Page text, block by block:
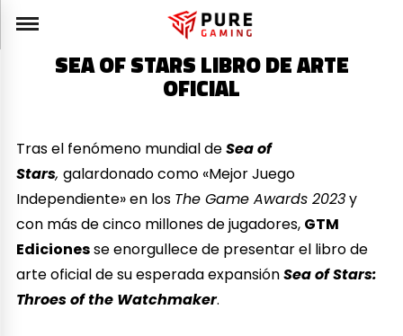
SEA OF STARS LIBRO DE ARTE
OFICIAL
Tras el fenómeno mundial deSea of
Stars,galardonado como «Mejor Juego
Independiente» en los The Game Awards 2023y
con más de cinco millones de jugadores, GTM
Edicionesse enorgullece de presentar el libro de
arte oficial de su esperada expansiónSea of Stars:
Throes of the Watchmaker.